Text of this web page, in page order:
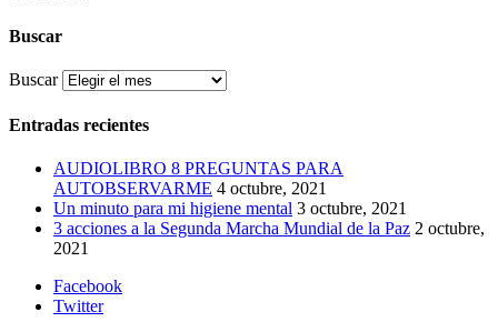
Buscar
Buscar
Entradas recientes
AUDIOLIBRO 8 PREGUNTAS PARA
AUTOBSERVARME 4 octubre, 2021
Un minuto para mi higiene mental 3 octubre, 2021
3 acciones a la Segunda Marcha Mundial de la Paz 2 octubre,
2021
Facebook
Twitter